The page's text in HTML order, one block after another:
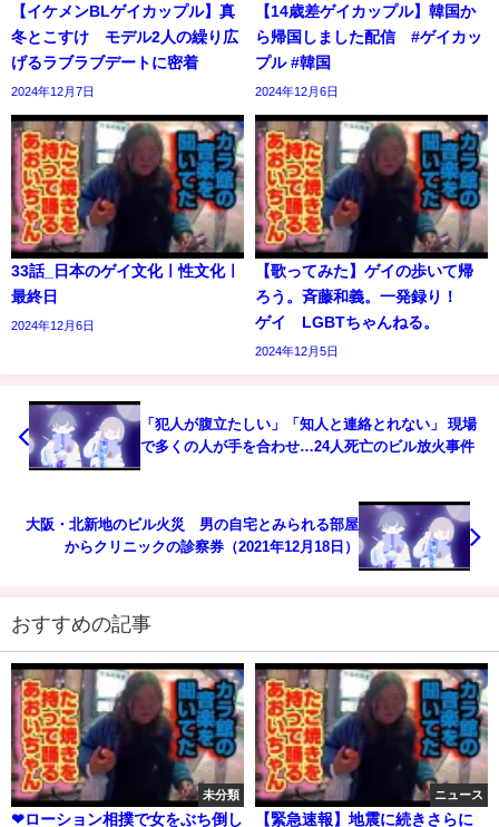
【イケメンBLゲイカップル】真
冬とこすけ モデル2人の繰り広
げるラブラブデートに密着
2024年12月7日
【14歳差ゲイカップル】韓国か
ら帰国しました配信 #ゲイカッ
プル #韓国
2024年12月6日
33話_日本のゲイ文化ㅣ性文化ㅣ
最終日
2024年12月6日
【歌ってみた】ゲイの歩いて帰
ろう。斉藤和義。一発録り！
ゲイ LGBTちゃんねる。
2024年12月5日
「犯人が腹立たしい」「知人と連絡とれない」 現場
で多くの人が手を合わせ…24人死亡のビル放火事件
大阪・北新地のビル火災 男の自宅とみられる部屋
からクリニックの診察券（2021年12月18日）
おすすめの記事
未分類
❤ローション相撲で女をぶち倒し
ニュース
【緊急速報】地震に続きさらに